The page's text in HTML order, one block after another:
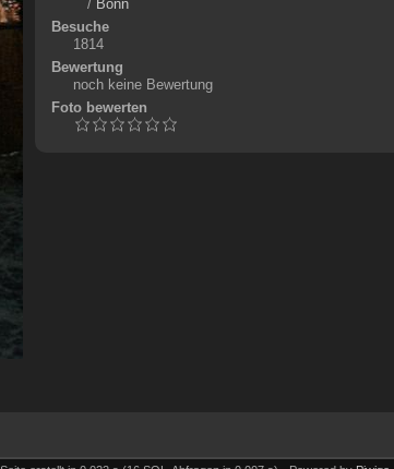
/ Bonn
Besuche
1814
Bewertung
noch keine Bewertung
Foto bewerten